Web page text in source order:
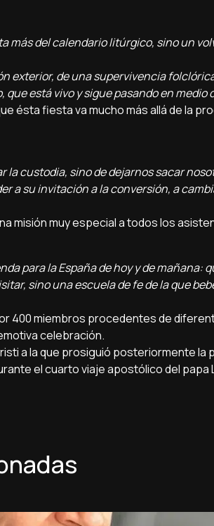
más del calendario litúrgico, sino un
exterior, de una supervivencia
que está vivo y sigue pasando en medio
ésta fiesta va mucho más allá de la
la custodia, sino de dejarnos sacar
a su invitación a la conversión, a
misión muy especial a todos los
para la España de hoy y de mañana:
sino una escuela de fe de la que
400 miembros procedentes de
celebración.
a la que prosiguió posteriormente la
el cuarto viaje apostólico del papa